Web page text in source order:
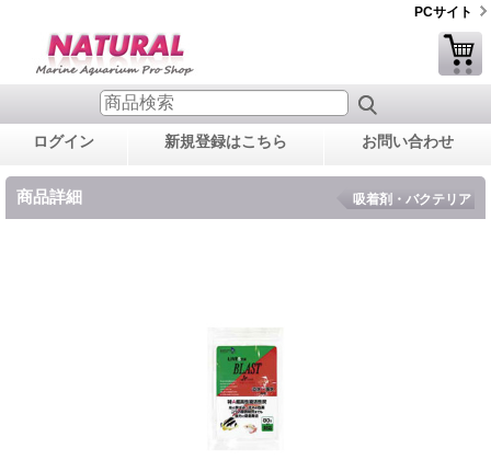
PCサイト
ログイン 新規登録はこちら お問い合わせ
商品詳細 吸着剤・バクテリア